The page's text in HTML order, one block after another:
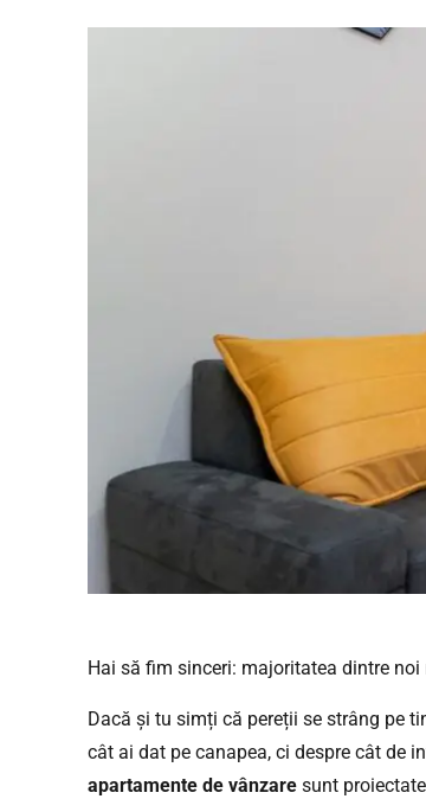
Hai să fim sinceri: majoritatea dintre
Dacă și tu simți că pereții se strâng pe
cât ai dat pe canapea, ci despre cât de
apartamente de vânzare sunt